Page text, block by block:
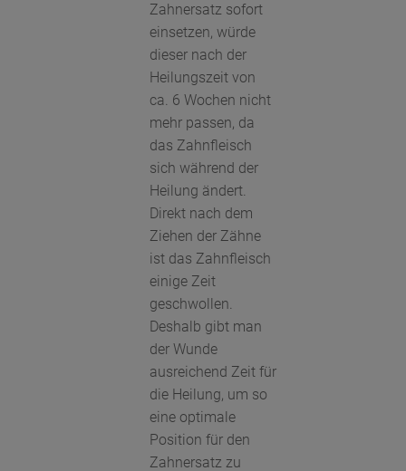
Zahnersatz sofort
einsetzen, würde
dieser nach der
Heilungszeit von
ca. 6 Wochen nicht
mehr passen, da
das Zahnfleisch
sich während der
Heilung ändert.
Direkt nach dem
Ziehen der Zähne
ist das Zahnfleisch
einige Zeit
geschwollen.
Deshalb gibt man
der Wunde
ausreichend Zeit für
die Heilung, um so
eine optimale
Position für den
Zahnersatz zu